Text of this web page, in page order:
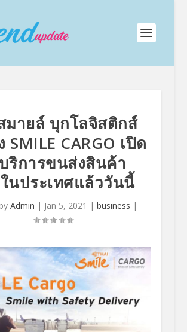
มายล์ บุกโลจิสติกส์
SMILE CARGO เปิด
ริการขนส่งสินค้า
นประเทศแล้ววันนี้
Admin | Jan 5, 2021 | business |